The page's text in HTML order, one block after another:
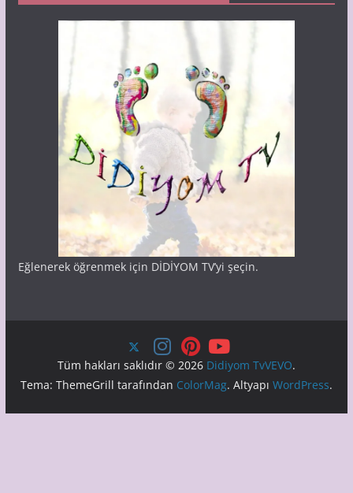
Eğlenerek öğrenmek için DİDİYOM TV’yi şeçin.
Tüm hakları saklıdır © 2026 Didiyom TvVEVO.
Tema: ThemeGrill tarafından ColorMag. Altyapı WordPress.